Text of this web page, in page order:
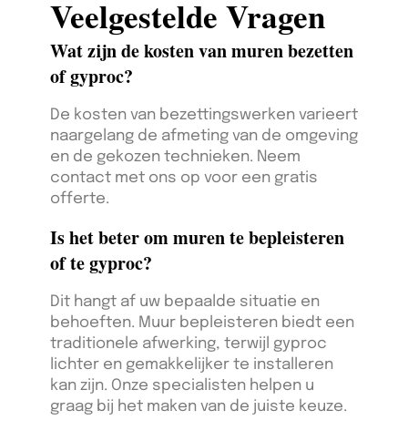
Veelgestelde Vragen
Wat zijn de kosten van muren bezetten
of gyproc?
De kosten van bezettingswerken varieert
naargelang de afmeting van de omgeving
en de gekozen technieken. Neem
contact met ons op voor een gratis
offerte.
Is het beter om muren te bepleisteren
of te gyproc?
Dit hangt af uw bepaalde situatie en
behoeften. Muur bepleisteren biedt een
traditionele afwerking, terwijl gyproc
lichter en gemakkelijker te installeren
kan zijn. Onze specialisten helpen u
graag bij het maken van de juiste keuze.